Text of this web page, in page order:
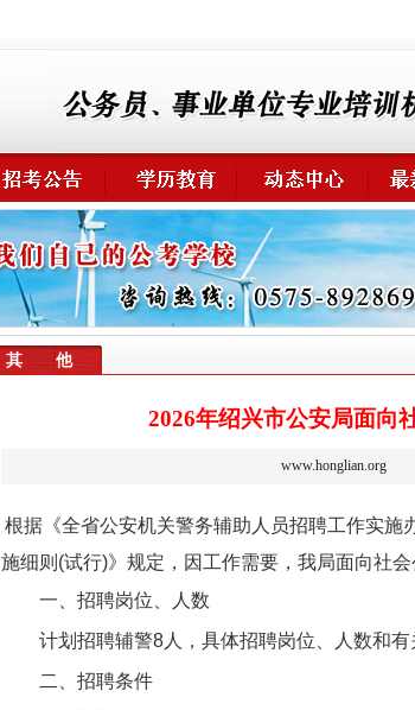
其 他
2026年绍兴市公安局面向
www.honglian.org
根据《全省公安机关警务辅助人员招聘工作实
施细则(试行)》规定，因工作需要，我局面向社
一、招聘岗位、人数
计划招聘辅警8人，具体招聘岗位、人数和有
二、招聘条件